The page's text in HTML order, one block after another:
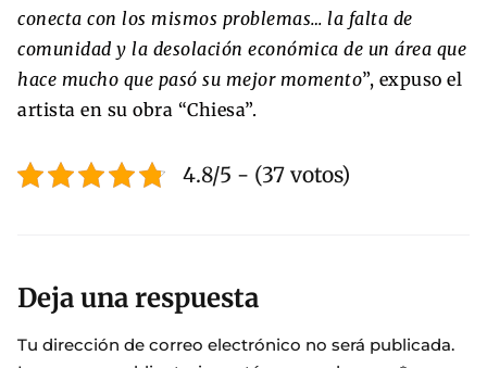
conecta con los mismos problemas… la falta de
comunidad y la desolación económica de un área que
hace mucho que pasó su mejor momento”, expuso el
artista en su obra “Chiesa”.
4.8/5 - (37 votos)
Deja una respuesta
Tu dirección de correo electrónico no será publicada.